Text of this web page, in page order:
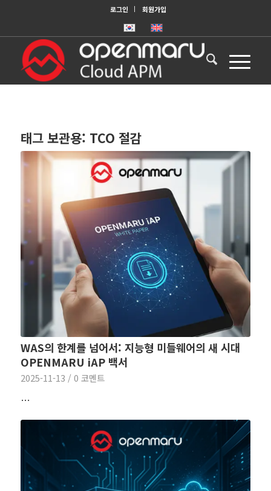
로그인 회원가입
태그 보관용: TCO 절감
WAS의 한계를 넘어서: 지능형 미들웨어의 새 시대
OPENMARU iAP 백서
2025-11-13 / 0 코멘트
…